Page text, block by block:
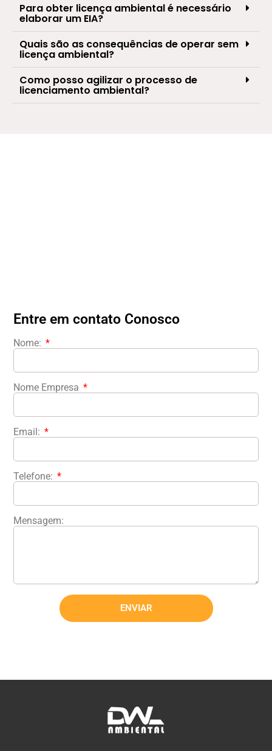
Para obter licença ambiental é necessário
elaborar um EIA?
Quais são as consequências de operar sem
licença ambiental?
Como posso agilizar o processo de
licenciamento ambiental?
Entre em contato Conosco
Nome:
Nome Empresa
Email:
Telefone:
Mensagem:
ENVIAR